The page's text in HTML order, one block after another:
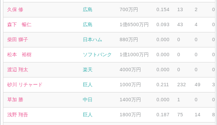
久保 修 広島 700万円 0.154 13 2 0
森下 暢仁 広島 1億6500万円 0.093 43 4 0
柴田 獅子 日本ハム 880万円 0.000 0 0 0
松本 裕樹 ソフトバンク 1億1000万円 0.000 0 0 0
渡辺 翔太 楽天 4000万円 0.000 0 0 0
砂川 リチャード 巨人 1000万円 0.211 232 49
草加 勝 中日 1400万円 0.000 1 0 0
浅野 翔吾 巨人 1800万円 0.187 75 14 8